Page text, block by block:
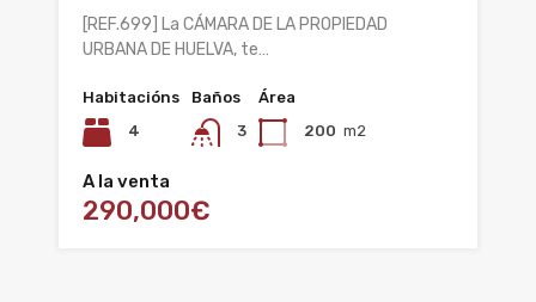
[REF.699] La CÁMARA DE LA PROPIEDAD
URBANA DE HUELVA, te…
Habitacións
4
Baños
3
Área
200 m2
A la venta
290,000€